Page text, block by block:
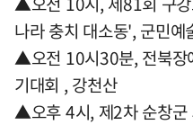
나라 충치 대소동', 군민예
▲오전 10시30분, 전북장
기대회 , 강천산
▲오후 4시, 제2차 순창군